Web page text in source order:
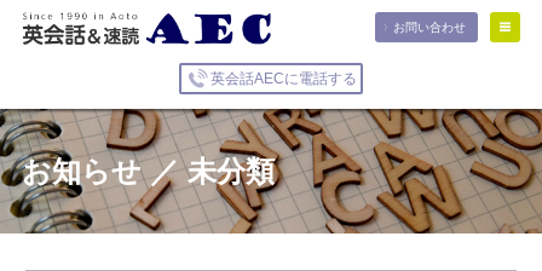
お問い合わせ
英会話AECに電話する
お知らせ ／ 未分類